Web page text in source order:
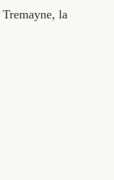
la